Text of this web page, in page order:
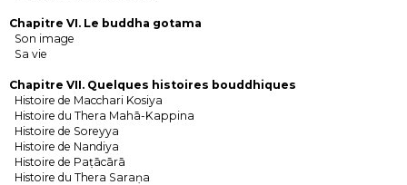
Chapitre VI. Le buddha gotama
Son image
Sa vie
Chapitre VII. Quelques histoires bouddhiques
Histoire de Macchari Kosiya
Histoire du Thera Mahā-Kappina
Histoire de Soreyya
Histoire de Nandiya
Histoire de Paṭācārā
Histoire du Thera Saraṇa